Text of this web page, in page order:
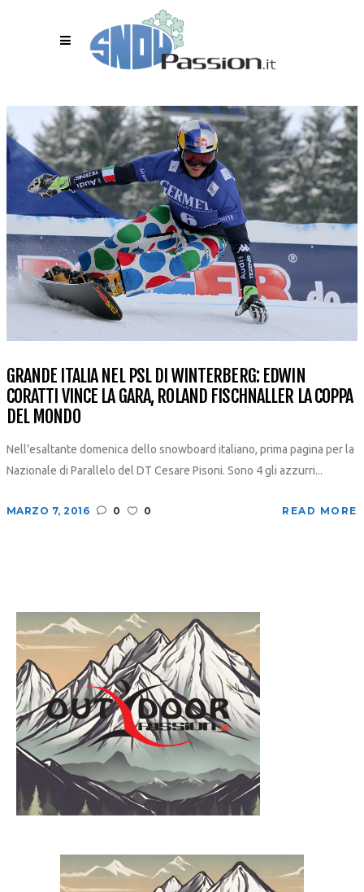
GRANDE ITALIA NEL PSL DI WINTERBERG: EDWIN
CORATTI VINCE LA GARA, ROLAND FISCHNALLER LA COPPA
DEL MONDO
Nell'esaltante domenica dello snowboard italiano, prima pagina per la
Nazionale di Parallelo del DT Cesare Pisoni. Sono 4 gli azzurri...
MARZO 7, 2016 0 0 READ MORE